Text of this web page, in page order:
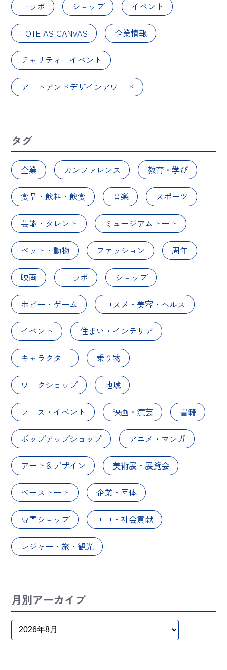
コラボ ショップ イベント
TOTE AS CANVAS 企業情報
チャリティーイベント
アートアンドデザインアワード
タグ
企業 カンファレンス 教育・学び
食品・飲料・飲食 音楽 スポーツ
芸能・タレント ミュージアムトート
ペット・動物 ファッション 周年
映画 コラボ ショップ
ホビー・ゲーム コスメ・美容・ヘルス
イベント 住まい・インテリア
キャラクター 乗り物
ワークショップ 地域
フェス・イベント 映画・演芸 書籍
ポップアップショップ アニメ・マンガ
アート＆デザイン 美術展・展覧会
ベーストート 企業・団体
専門ショップ エコ・社会貢献
レジャー・旅・観光
月別アーカイブ